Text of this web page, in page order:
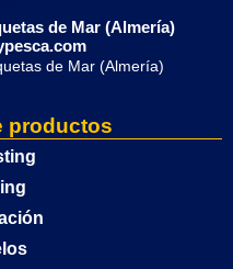
de Mar (Almería)
de Mar (Almería)
productos